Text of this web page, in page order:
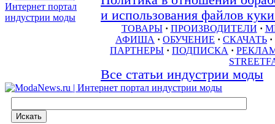
и использования файлов
ТОВАРЫ · ПРОИЗВОДИТЕЛИ ·
АФИША · ОБУЧЕНИЕ · СКАЧАТЬ ·
ПАРТНЕРЫ · ПОДПИСКА ·
Все статьи индустрии моды